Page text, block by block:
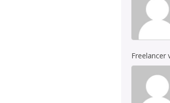
Freelancer